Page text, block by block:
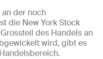
der noch
die New York Stock
des Handels an
wird, gibt es